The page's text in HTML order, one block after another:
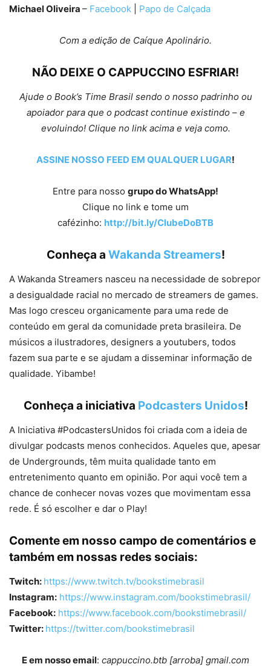
Michael Oliveira – Facebook Papo de Calçada
Com a edição de Caíque Apolinário.
NÃO DEIXE O CAPPUCCINO ESFRIAR!
Ajude o Book’s Time Brasil sendo o nosso padrinho ou
apoiador para que o podcast continue existindo – e
evoluindo! Clique no link acima e veja como.
ASSINE NOSSO FEED EM QUALQUER LUGAR!
Entre para nosso grupo do WhatsApp!
Clique no link e tome um
cafézinho: http://bit.ly/ClubeDoBTB
Conheça a Wakanda Streamers!
A Wakanda Streamers nasceu na necessidade de sobrepor
a desigualdade racial no mercado de streamers de games.
Mas logo cresceu organicamente para uma rede de
conteúdo em geral da comunidade preta brasileira. De
músicos a ilustradores, designers a youtubers, todos
fazem sua parte e se ajudam a disseminar informação de
qualidade. Yibambe!
Conheça a iniciativa Podcasters Unidos!
A Iniciativa #PodcastersUnidos foi criada com a ideia de
divulgar podcasts menos conhecidos. Aqueles que, apesar
de Undergrounds, têm muita qualidade tanto em
entretenimento quanto em opinião. Por aqui você tem a
chance de conhecer novas vozes que movimentam essa
rede. É só escolher e dar o Play!
Comente em nosso campo de comentários e
também em nossas redes sociais:
Twitch: https://www.twitch.tv/bookstimebrasil
Instagram: https://www.instagram.com/bookstimebrasil/
Facebook: https://www.facebook.com/bookstimebrasil/
Twitter: https://twitter.com/bookstimebrasil
E em nosso email: cappuccino.btb [arroba] gmail.com